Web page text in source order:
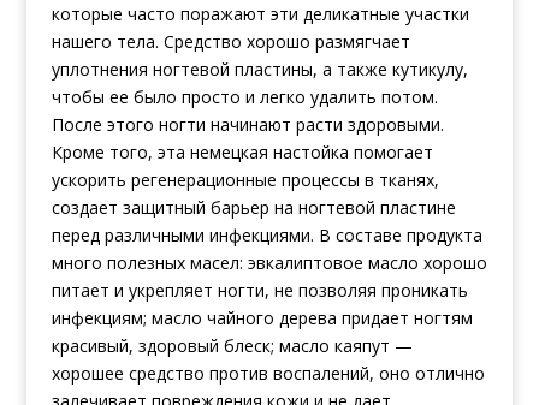
которые часто поражают эти деликатные участки
нашего тела. Средство хорошо размягчает
уплотнения ногтевой пластины, а также кутикулу,
чтобы ее было просто и легко удалить потом.
После этого ногти начинают расти здоровыми.
Кроме того, эта немецкая настойка помогает
ускорить регенерационные процессы в тканях,
создает защитный барьер на ногтевой пластине
перед различными инфекциями. В составе продукта
много полезных масел: эвкалиптовое масло хорошо
питает и укрепляет ногти, не позволяя проникать
инфекциям; масло чайного дерева придает ногтям
красивый, здоровый блеск; масло каяпут —
хорошее средство против воспалений, оно отлично